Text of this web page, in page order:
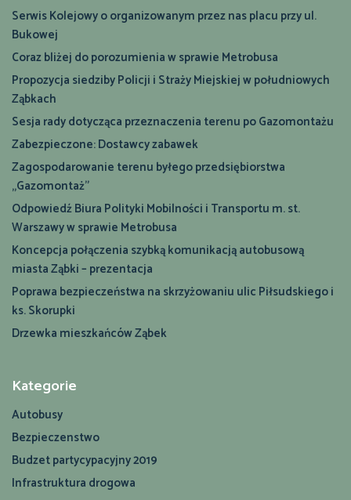
Serwis Kolejowy o organizowanym przez nas placu przy ul.
Bukowej
Coraz bliżej do porozumienia w sprawie Metrobusa
Propozycja siedziby Policji i Straży Miejskiej w południowych
Ząbkach
Sesja rady dotycząca przeznaczenia terenu po Gazomontażu
Zabezpieczone: Dostawcy zabawek
Zagospodarowanie terenu byłego przedsiębiorstwa
„Gazomontaż”
Odpowiedź Biura Polityki Mobilności i Transportu m. st.
Warszawy w sprawie Metrobusa
Koncepcja połączenia szybką komunikacją autobusową
miasta Ząbki – prezentacja
Poprawa bezpieczeństwa na skrzyżowaniu ulic Piłsudskiego i
ks. Skorupki
Drzewka mieszkańców Ząbek
Kategorie
Autobusy
Bezpieczenstwo
Budzet partycypacyjny 2019
Infrastruktura drogowa